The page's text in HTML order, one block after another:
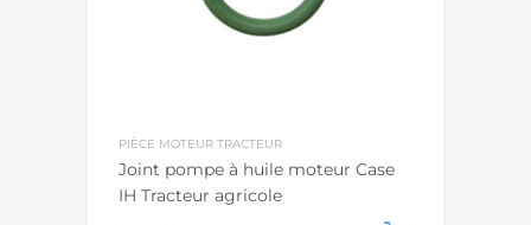
PIÈCE MOTEUR TRACTEUR
Joint pompe à huile moteur Case
IH Tracteur agricole